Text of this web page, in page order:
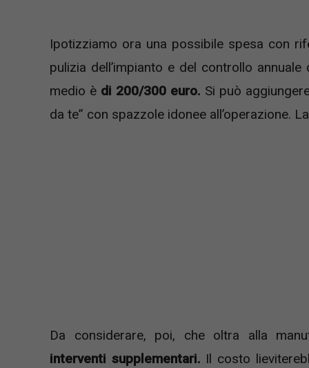
Ipotizziamo ora una possibile spesa con
pulizia dell’impianto e del controllo
medio è di 200/300 euro. Si può
da te” con spazzole idonee all’operazione.
Da considerare, poi, che oltra alla
interventi supplementari. Il costo